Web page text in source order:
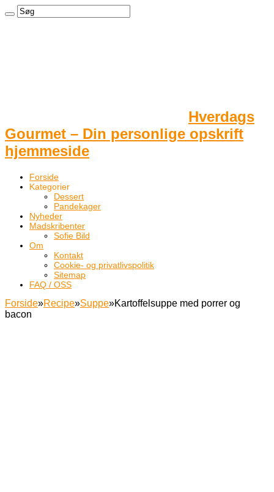
Hverdags
Gourmet – Din personlige opskrift
hjemmeside
Forside
Kategorier
Dessert
Pandekager
Nyheder
Madskribenter
Sofie Bild
Om
Kontakt
Cookie- og privatlivspolitik
Sitemap
FAQ / OSS
Forside»Recipe»Suppe»Kartoffelsuppe med porrer og
bacon